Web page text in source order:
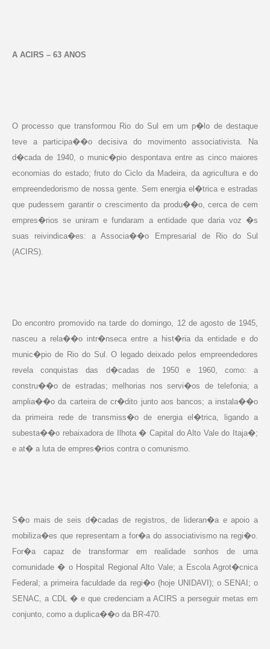
A ACIRS – 63 ANOS
O processo que transformou Rio do Sul em um p�lo de destaque
teve a participa��o decisiva do movimento associativista. Na
d�cada de 1940, o munic�pio despontava entre as cinco maiores
economias do estado; fruto do Ciclo da Madeira, da agricultura e do
empreendedorismo de nossa gente. Sem energia el�trica e estradas
que pudessem garantir o crescimento da produ��o, cerca de cem
empres�rios se uniram e fundaram a entidade que daria voz �s
suas reivindica�es: a Associa��o Empresarial de Rio do Sul
(ACIRS).
Do encontro promovido na tarde do domingo, 12 de agosto de 1945,
nasceu a rela��o intr�nseca entre a hist�ria da entidade e do
munic�pio de Rio do Sul. O legado deixado pelos empreendedores
revela conquistas das d�cadas de 1950 e 1960, como: a
constru��o de estradas; melhorias nos servi�os de telefonia; a
amplia��o da carteira de cr�dito junto aos bancos; a instala��o
da primeira rede de transmiss�o de energia el�trica, ligando a
subesta��o rebaixadora de Ilhota � Capital do Alto Vale do Itaja�;
e at� a luta de empres�rios contra o comunismo.
S�o mais de seis d�cadas de registros, de lideran�a e apoio a
mobiliza�es que representam a for�a do associativismo na regi�o.
For�a capaz de transformar em realidade sonhos de uma
comunidade � o Hospital Regional Alto Vale; a Escola Agrot�cnica
Federal; a primeira faculdade da regi�o (hoje UNIDAVI); o SENAI; o
SENAC, a CDL � e que credenciam a ACIRS a perseguir metas em
conjunto, como a duplica��o da BR-470.